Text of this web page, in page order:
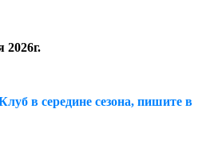
2026г.
в середине сезона, пишите в